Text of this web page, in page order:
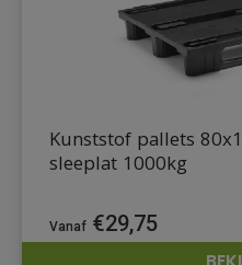
Kunststof pallets
sleeplat 1000kg
€29,75